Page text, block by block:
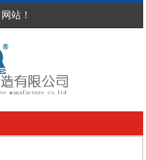
网站！